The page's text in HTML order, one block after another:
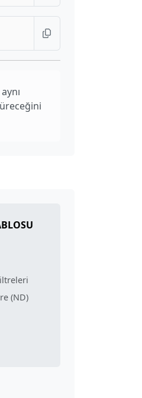
(ND)